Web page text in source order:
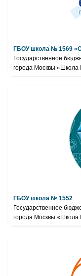
ГБОУ школа № 1569
Государственное
города Москвы
ГБОУ школа № 1552
Государственное
города Москвы